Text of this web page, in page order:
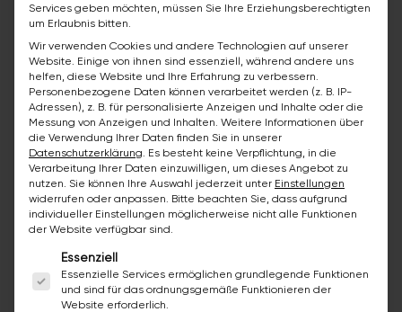
Abgeschlossene Ausbildung als Maler:in oder
Mehrjährige Berufserfahrung ist ein Plus, aber
kein Muss
Führerschein Klasse B
Deutschkenntnisse, die es dir ermöglichen mit
Kunden und Kollegen klar zu kommunizieren
Du bist geschickt im Umgang mit Handys und
Tablets
Services geben möchten, müssen Sie Ihre Erziehungsberechtigten
um Erlaubnis bitten.
Wir verwenden Cookies und andere Technologien auf unserer
Website. Einige von ihnen sind essenziell, während andere uns
helfen, diese Website und Ihre Erfahrung zu verbessern.
Personenbezogene Daten können verarbeitet werden (z. B. IP-
Adressen), z. B. für personalisierte Anzeigen und Inhalte oder die
Messung von Anzeigen und Inhalten. Weitere Informationen über
die Verwendung Ihrer Daten finden Sie in unserer
Datenschutzerklärung. Es besteht keine Verpflichtung, in die
Verarbeitung Ihrer Daten einzuwilligen, um dieses Angebot zu
nutzen. Sie können Ihre Auswahl jederzeit unter Einstellungen
widerrufen oder anpassen. Bitte beachten Sie, dass aufgrund
individueller Einstellungen möglicherweise nicht alle Funktionen
der Website verfügbar sind.
Es folgt eine Liste der Service-Gruppen, für die
Essenziell
Essenzielle Services ermöglichen grundlegende Funktionen
und sind für das ordnungsgemäße Funktionieren der
Website erforderlich.